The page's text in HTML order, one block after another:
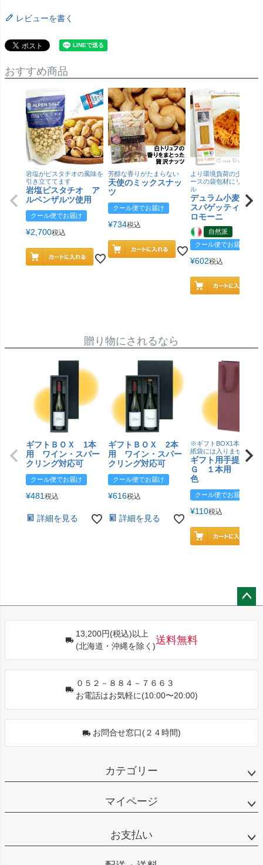
レビューを書く
おすすめ商品
岩塩がピスタチオの風味を
引き立ててます
岩塩ピスタチオ ア
ルペンザルツ使用
クール便でお届け
¥2,700税込
芳醇な香りがたまらない
天使のミックスナッ
ツ
クール便でお届け
¥734税込
より環境負荷の少ない紙
ースの袋包材にリニュー
ル
デュラム小麦 有
スパゲッティ／ジ
ロモーニ
自然派
クール便でお届け
¥602税込
贈り物にされるなら
ギフトＢＯＸ 1本
用 ワイン・スパー
クリング対応可
クール便でお届け
¥481税込
詳細を見る
ギフトＢＯＸ 2本
用 ワイン・スパー
クリング対応可
クール便でお届け
¥616税込
詳細を見る
※ギフトBOX1本用はこ
紙袋には入りません
ギフト用手提げＢ
Ｇ １本用 エン
色
クール便でお届け
¥110税込
13,200円(税込)以上
(北海道・沖縄を除く)
送料無料
０５２－８８４－７６６３
お電話はお気軽に(10:00〜20:00)
お問合せ窓口(２４時間)
カテゴリー
マイページ
お支払い